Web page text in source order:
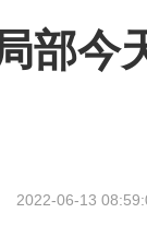
部今
2022-06-13